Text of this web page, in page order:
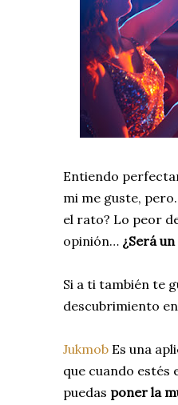
Entiendo
mi me guste,
el rato? Lo peor
opinión… ¿Será
Si a ti también te
descubrimiento
Jukmob Es una
que cuando estés
puedas poner la